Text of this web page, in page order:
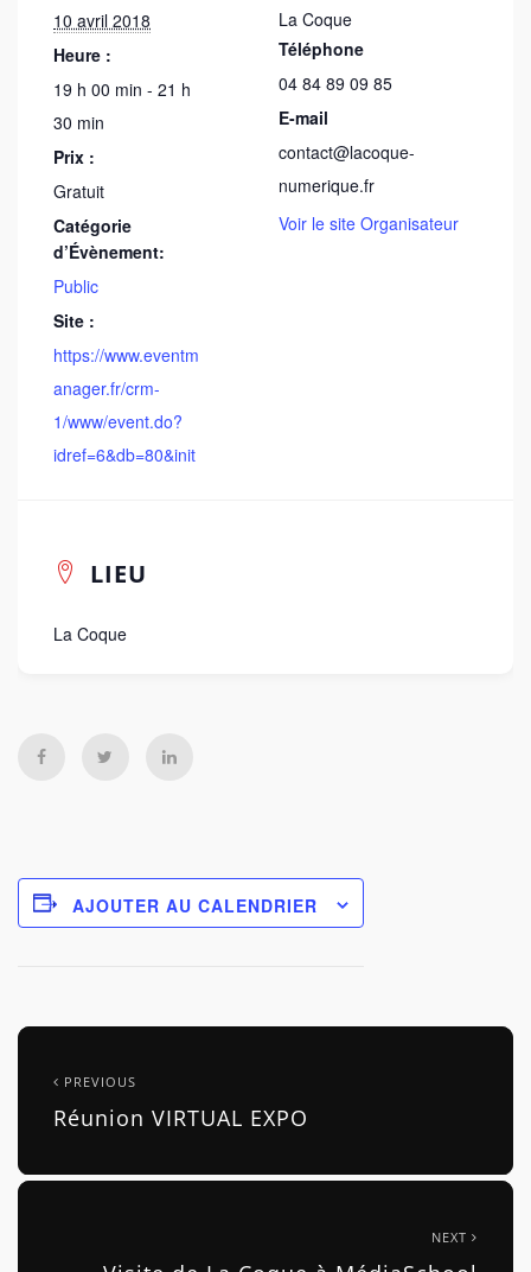
10 avril 2018
Heure :
19 h 00 min - 21 h
30 min
Prix :
Gratuit
Catégorie
d’Évènement:
Public
Site :
https://www.eventm
anager.fr/crm-
1/www/event.do?
idref=6&db=80&init
La Coque
Téléphone
04 84 89 09 85
E-mail
contact@lacoque-
numerique.fr
Voir le site Organisateur
LIEU
La Coque
AJOUTER AU CALENDRIER
PREVIOUS
Réunion VIRTUAL EXPO
NEXT